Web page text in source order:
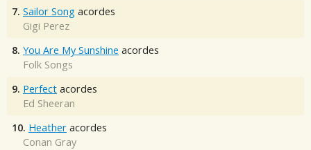
7. Sailor Song acordes
Gigi Perez
8. You Are My Sunshine acordes
Folk Songs
9. Perfect acordes
Ed Sheeran
10. Heather acordes
Conan Gray